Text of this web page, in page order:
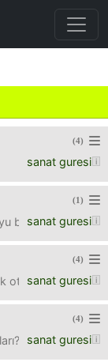
(4)
sanat guresi
(1)
sanat guresi
bastırabileceğim
(4)
sanat guresi
otel, misafirhane,
(4)
sanat guresi
kullanıp memnun